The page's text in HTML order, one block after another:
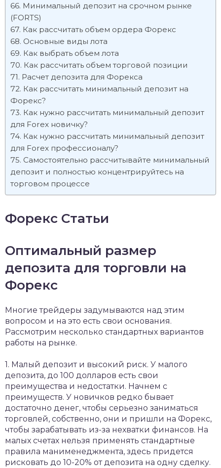
Минимальный депозит на срочном рынке
(FORTS)
Как рассчитать объем ордера Форекс
Основные виды лота
Как выбрать объем лота
Как рассчитать объем торговой позиции
Расчет депозита для Форекса
Как рассчитать минимальный депозит на
Форекс?
Как нужно рассчитать минимальный депозит
для Forex новичку?
Как нужно рассчитать минимальный депозит
для Forex профессионалу?
Самостоятельно рассчитывайте минимальный
депозит и полностью концентрируйтесь на
торговом процессе
Форекс Статьи
Оптимальный размер
депозита для торговли на
Форекс
Многие трейдеры задумываются над этим
вопросом и на это есть свои основания.
Рассмотрим несколько стандартных вариантов
работы на рынке.
1. Малый депозит и высокий риск. У малого
депозита, до 100 долларов есть свои
преимущества и недостатки. Начнем с
преимуществ. У новичков редко бывает
достаточно денег, чтобы серьезно заниматься
торговлей, собственно, они и пришли на Форекс,
чтобы зарабатывать из-за нехватки финансов. На
малых счетах нельзя применять стандартные
правила манименеджмента, здесь придется
рисковать до 10-20% от депозита на одну сделку.